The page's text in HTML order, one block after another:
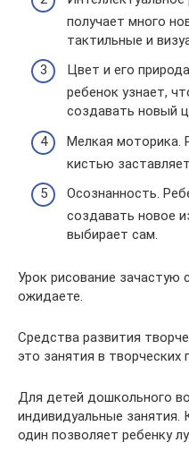
получает много
тактильные и
Цвет и его
ребенок узнает,
создавать новый
Мелкая моторика.
кистью
Осознанность.
создавать новое
выбирает сам.
Урок рисование
ожидаете.
Средства развития
это занятия в творческих
Для детей дошкольного
индивидуальные занятия.
один позволяет ребенку